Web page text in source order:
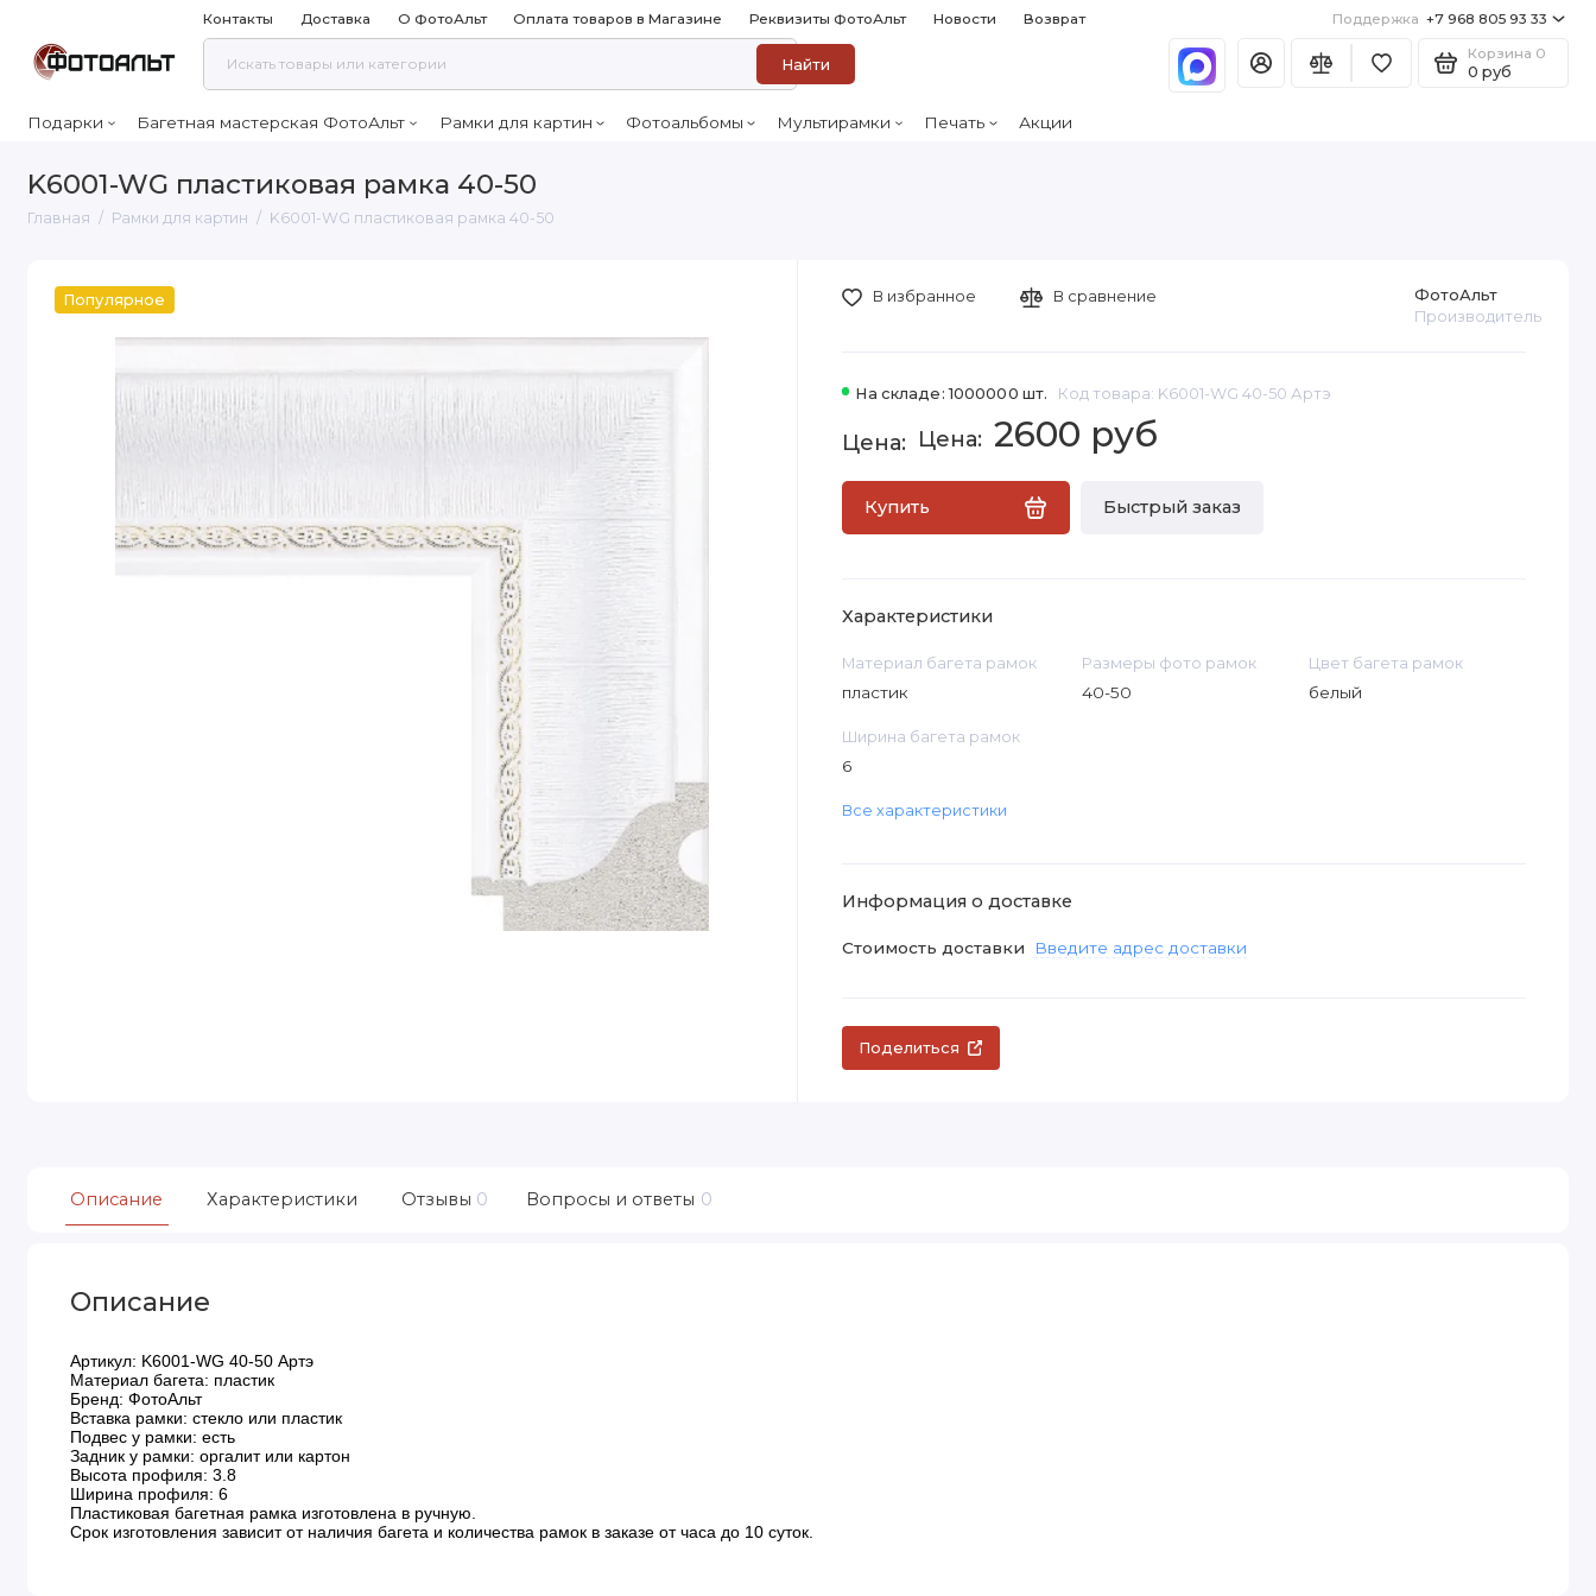
Контакты Доставка О ФотоАльт Оплата товаров в Магазине Реквизиты ФотоАльт Новости Возврат Поддержка +7 968 805 93 33
Найти
Корзина 0
0 руб
Подарки Багетная мастерская ФотоАльт Рамки для картин Фотоальбомы Мультирамки Печать Акции
K6001-WG пластиковая рамка 40-50
Главная Рамки для картин K6001-WG пластиковая рамка 40-50
Популярное
На складе: 1000000 шт. Код товара: K6001-WG 40-50 Артэ
ФотоАльт
Производитель
2600 руб
Купить Быстрый заказ
В избранное В сравнение
Характеристики
Материал багета рамок
пластик
Размеры фото рамок
40-50
Цвет багета рамок
белый
Ширина багета рамок
6
Все характеристики
Информация о доставке
Стоимость доставки Введите адрес доставки
Поделиться
Описание Характеристики Отзывы 0 Вопросы и ответы 0
Описание
Артикул: K6001-WG 40-50 Артэ
Материал багета: пластик
Бренд: ФотоАльт
Вставка рамки: стекло или пластик
Подвес у рамки: есть
Задник у рамки: оргалит или картон
Высота профиля: 3.8
Ширина профиля: 6
Пластиковая багетная рамка изготовлена в ручную.
Срок изготовления зависит от наличия багета и количества рамок в заказе от часа до 10 суток.